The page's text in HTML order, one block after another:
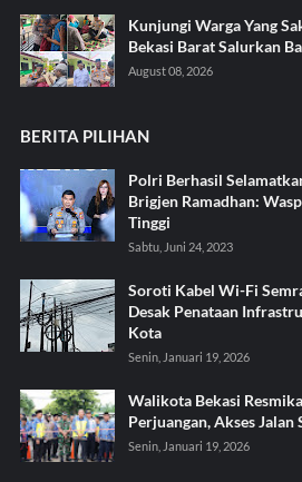
Kunjungi Warga Yang
Bekasi Barat Salurkan
August 08, 2026
BERITA PILIHAN
Polri Berhasil
Brigjen Ramadhan:
Tinggi
Sabtu, Juni 24, 2023
Soroti Kabel Wi-Fi
Desak Penataan
Kota
Senin, Januari 19, 2026
Walikota Bekasi
Perjuangan, Akses Jalan
Senin, Januari 19, 2026